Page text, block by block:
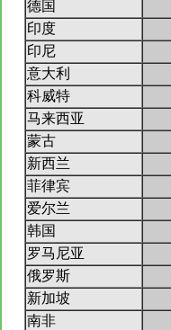
德国
印度
印尼
意大利
科威特
马来西亚
蒙古
新西兰
菲律宾
爱尔兰
韩国
罗马尼亚
俄罗斯
新加坡
南非